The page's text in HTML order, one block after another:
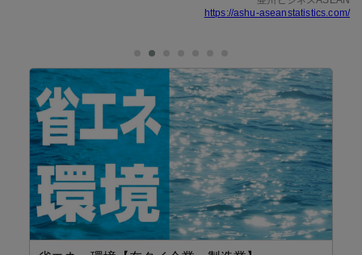
https://ashu-aseanstatistics.com/